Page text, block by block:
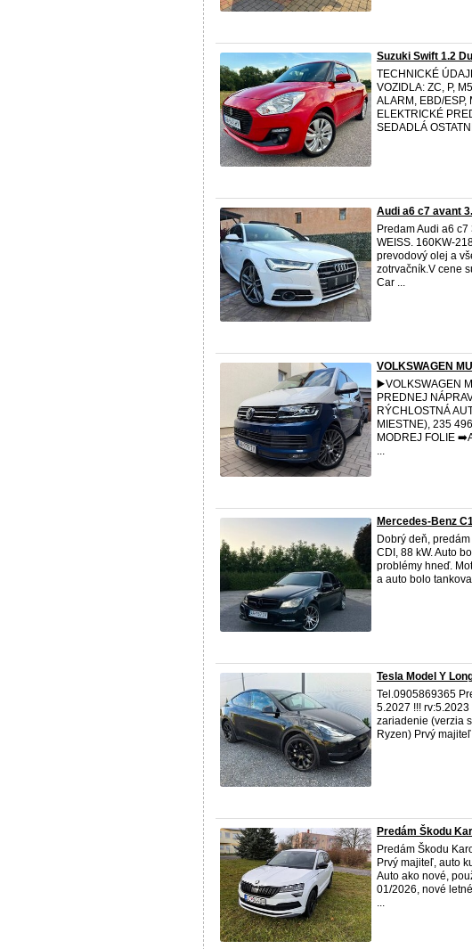
Suzuki Swift 1.2
TECHNICKÉ
VOZIDLA: ZC, P,
ALARM, EBD/ESP,
ELEKTRICKÉ
SEDADLÁ
Audi a6 c7 avant
Predam Audi a6
WEISS. 160KW-
prevodový olej a
zotrvačník.V cene
Car ...
VOLKSWAGEN
▶️VOLKSWAGEN
PREDNEJ
RÝCHLOSTNÁ
MIESTNE), 235
MODREJ FOLIE
...
Mercedes-Benz
Dobrý deň,
CDI, 88 kW. Auto
problémy hneď.
a auto bolo
Tesla Model Y
Tel.0905869365
5.2027 !!! rv:5.2023
zariadenie (verzia
Ryzen) Prvý
Predám Škodu
Predám Škodu
Prvý majiteľ, auto
Auto ako nové,
01/2026, nové letné
...